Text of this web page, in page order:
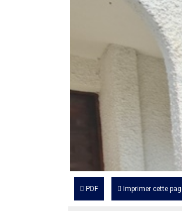
PDF Imprimer cette